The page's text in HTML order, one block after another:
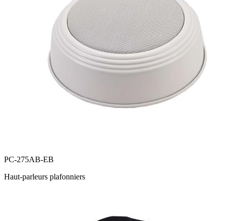
PC-275AB-EB
Haut-parleurs plafonniers